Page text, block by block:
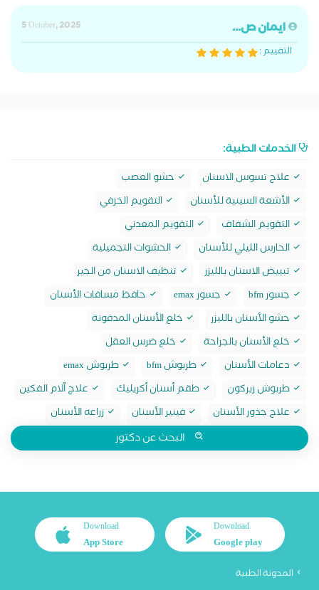
ايمان ص...
5 October, 2025
التقييم :
الخدمات الطبية:
علاج تسوس الاسنان
حشو العصب
الأشعة السينية للأسنان
التقويم الخزفي
التقويم الشفاف
التقويم المعدني
الحارس الليلي للأسنان
الحشوات التجميلية
تبييض الاسنان بالليزر
تنظيف الاسنان من الجير
جسور bfm
جسور emax
حافظ مسافات الأسنان
حشو الأسنان بالليزر
خلع الأسنان المدفونة
خلع الأسنان بالجراحة
خلع ضرس العقل
دعامات الأسنان
طربوش bfm
طربوش emax
طربوش زيركون
طقم أسنان أكريليك
علاج آلام الفكين
علاج جذور الأسنان
فينير الأسنان زراعه الأسنان
البحث عن دكتور
Download
Google play
Download
App Store
المدونة الطبية